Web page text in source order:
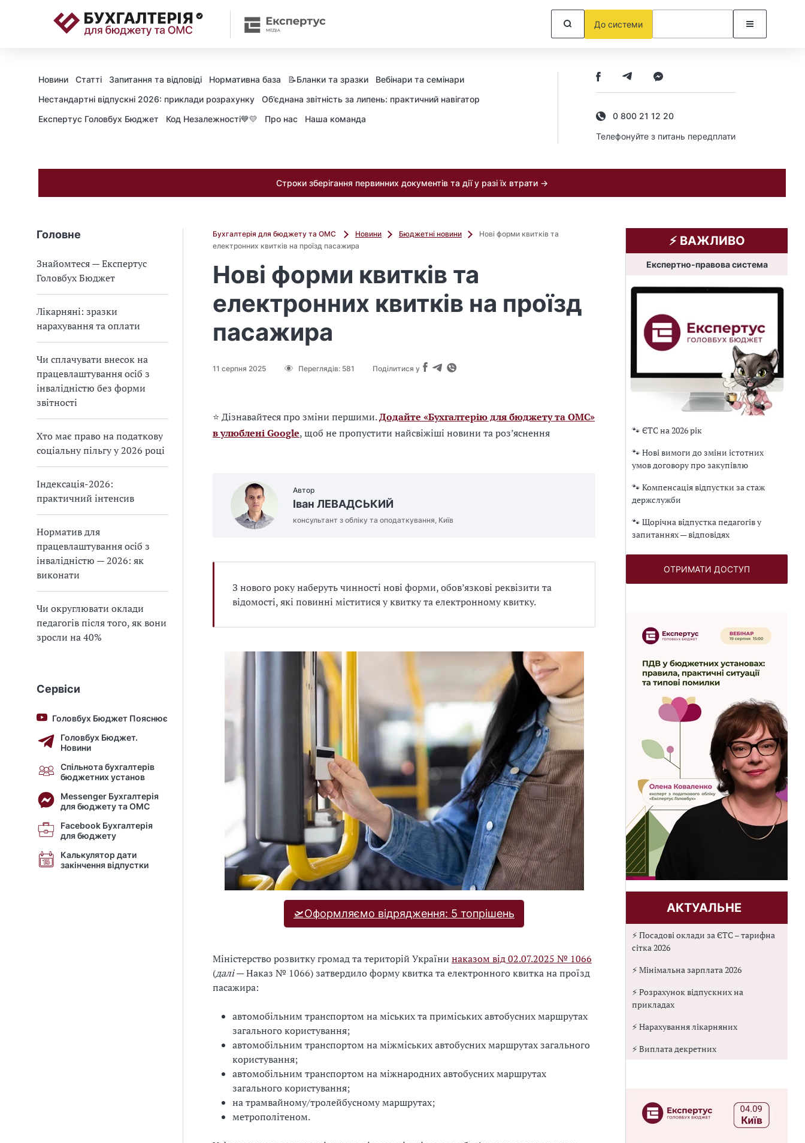
До системи
Новини Статті Запитання та відповіді Нормативна база 📝Бланки та зразки
Вебінари та семінари
Нестандартні відпускні 2026: приклади розрахунку
Об’єднана звітність за липень: практичний навігатор
Експертус Головбух Бюджет
Код Незалежності💙💛 Про нас Наша команда
0 800 21 12 20
Телефонуйте з питань передплати
Строки зберігання первинних документів та дії у разі їх втрати →
Головне
Знайомтеся — Експертус
Головбух Бюджет
Лікарняні: зразки
нарахування та оплати
Чи сплачувати внесок на
працевлаштування осіб з
інвалідністю без форми
звітності
Хто має право на податкову
соціальну пільгу у 2026 році
Індексація-2026:
практичний інтенсив
Норматив для
працевлаштування осіб з
інвалідністю — 2026: як
виконати
Чи округлювати оклади
педагогів після того, як вони
зросли на 40%
Сервіси
Головбух Бюджет Пояснює
Головбух Бюджет.
Новини
Спільнота бухгалтерів
бюджетних установ
Messenger Бухгалтерія
для бюджету та ОМС
Facebook Бухгалтерія
для бюджету
Калькулятор дати
закінчення відпустки
Бухгалтерія для бюджету та ОМС Новини Бюджетні новини
Нові форми квитків та
електронних квитків на проїзд пасажира
Нові форми квитків та
електронних квитків на проїзд
пасажира
11 серпня 2025 Переглядів: 581 Поділитися у
⭐ Дізнавайтеся про зміни першими.Додайте «Бухгалтерію для бюджету та ОМС»
в улюблені Google, щоб не пропустити найсвіжіші новини та роз’яснення
Автор
Іван ЛЕВАДСЬКИЙ
консультант з обліку та оподаткування, Київ
З нового року наберуть чинності нові форми, обов’язкові реквізити та
відомості, які повинні міститися у квитку та електронному квитку.
🛫Оформляємо відрядження: 5 топрішень
Міністерство розвитку громад та територій України наказом від 02.07.2025 № 1066
(далі— Наказ № 1066) затвердило форму квитка та електронного квитка на проїзд
пасажира:
автомобільним транспортом на міських та приміських автобусних маршрутах
загального користування;
автомобільним транспортом на міжміських автобусних маршрутах загального
користування;
автомобільним транспортом на міжнародних автобусних маршрутах
загального користування;
на трамвайному/тролейбусному маршрутах;
метрополітеном.
⚡️ ВАЖЛИВО
Експертно-правова система
🐾 ЄТС на 2026 рік
🐾 Нові вимоги до зміни істотних
умов договору про закупівлю
🐾 Компенсація відпустки за стаж
держслужби
🐾 Щорічна відпустка педагогів у
запитаннях — відповідях
ОТРИМАТИ ДОСТУП
АКТУАЛЬНЕ
⚡ Посадові оклади за ЄТС – тарифна
сітка 2026
⚡ Мінімальна зарплата 2026
⚡ Розрахунок відпускних на
прикладах
⚡ Нарахування лікарняних
⚡ Виплата декретних